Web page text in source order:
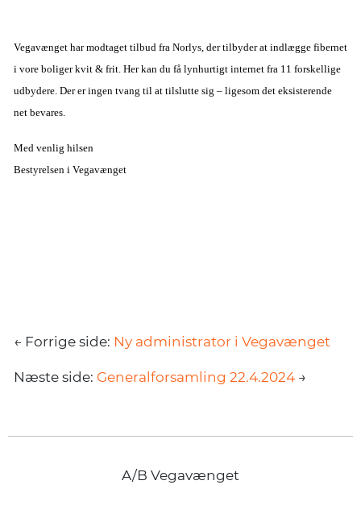
Vegavænget har modtaget tilbud fra Norlys, der tilbyder at indlægge fibernet
i vore boliger kvit & frit. Her kan du få lynhurtigt internet fra 11 forskellige
udbydere. Der er ingen tvang til at tilslutte sig – ligesom det eksisterende
net bevares.
Med venlig hilsen
Bestyrelsen i Vegavænget
← Forrige side: Ny administrator i Vegavænget
Næste side: Generalforsamling 22.4.2024 →
A/B Vegavænget